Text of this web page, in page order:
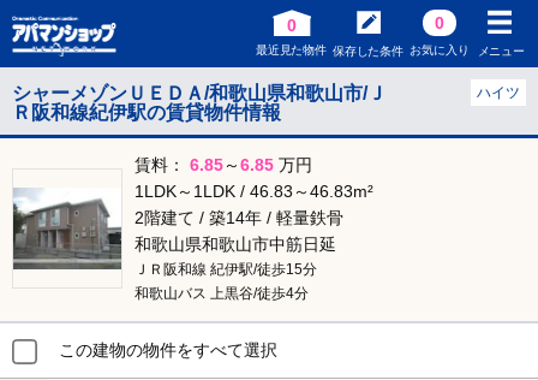
0
最近見た物件 保存した条件
0
お気に入り メニュー
シャーメゾンＵＥＤＡ/和歌山県和歌山市/Ｊ
Ｒ阪和線紀伊駅の賃貸物件情報
ハイツ
賃料： 6.85～6.85 万円
1LDK～1LDK / 46.83～46.83m²
2階建て / 築14年 / 軽量鉄骨
和歌山県和歌山市中筋日延
ＪＲ阪和線 紀伊駅/徒歩15分
和歌山バス 上黒谷/徒歩4分
この建物の物件をすべて選択